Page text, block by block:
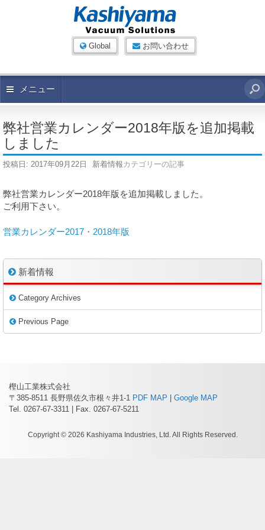
Global お問い合わせ
メニュー
弊社営業カレンダー2018年版を追加掲載
しました
投稿日: 2017年09月22日 新着情報 カテゴリーの記事
弊社営業カレンダー2018年版を追加掲載しました。
ご利用下さい。
営業カレンダー2017・2018年版
新着情報
Category Archives
Previous Page
樫山工業株式会社
〒385-8511 長野県佐久市根々井1-1 PDF MAP
Google MAP
Tel. 0267-67-3311 | Fax. 0267-67-5211
Copyright © 2026 Kashiyama Industries, Ltd. All Rights Reserved.